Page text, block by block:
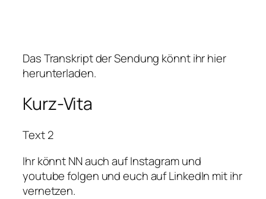
Das Transkript der Sendung könnt ihr hier
herunterladen.
Kurz-Vita
Text 2
Ihr könnt NN auch auf Instagram und
youtube folgen und euch auf LinkedIn mit ihr
vernetzen.